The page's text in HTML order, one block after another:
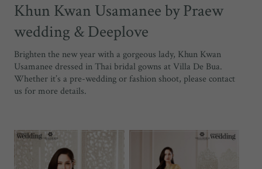
Khun Kwan Usamanee by Praew
wedding & Deeplove
Brighten the new year with a gorgeous lady, Khun Kwan
Usamanee dressed in Thai bridal gowns at Villa De Bua.
Whether it’s a pre-wedding or fashion shoot, please contact
us for more details.